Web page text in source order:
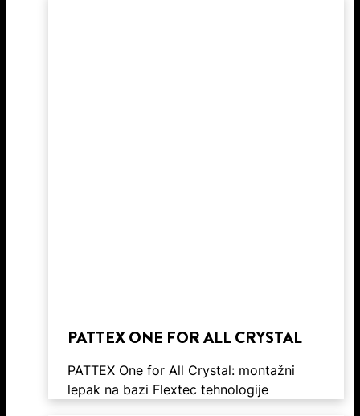
PATTEX ONE FOR ALL CRYSTAL
PATTEX One for All Crystal: montažni
lepak na bazi Flextec tehnologije